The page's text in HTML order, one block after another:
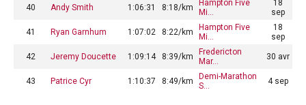
40 Andy Smith 1:06:31 8:18/km
Hampton Five
Mi…
18
sep
41 Ryan Garnhum 1:07:02 8:22/km
Hampton Five
Mi…
18
sep
42 Jeremy Doucette 1:09:14 8:39/km
Fredericton
Mar…
30 avr
43 Patrice Cyr 1:10:37 8:49/km
Demi-Marathon
S…
4 sep